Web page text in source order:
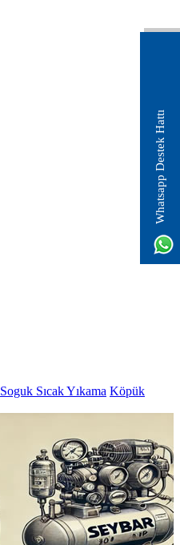
Soguk Sıcak Yıkama Köpük
Whatsapp Destek Hattı